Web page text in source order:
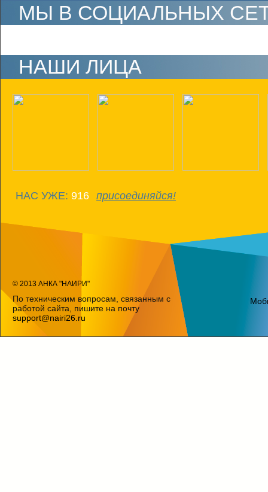
МЫ В СОЦИАЛЬНЫХ
НАШИ ЛИЦА
НАС УЖЕ: 916 присоединяйся!
© 2013 АНКА "НАИРИ"
По техническим вопросам, связанным с
работой сайта, пишите на почту
support@nairi26.ru